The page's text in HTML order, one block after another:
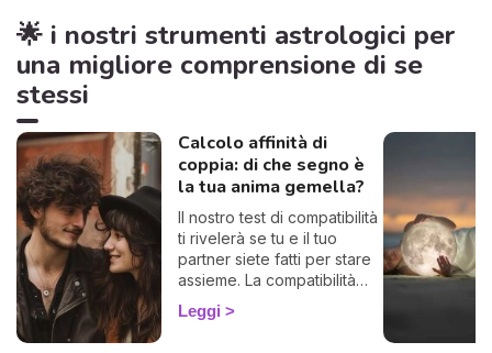
🌟 i nostri strumenti astrologici per
una migliore comprensione di se
stessi
Calcolo affinità di
coppia: di che segno è
la tua anima gemella?
Il nostro test di compatibilità
ti rivelerà se tu e il tuo
partner siete fatti per stare
assieme. La compatibilità
zodiacale è uno strumento
formidabile per scoprire di
Leggi